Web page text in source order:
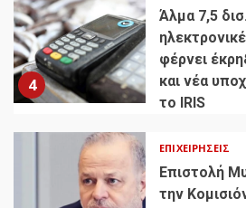
4
Άλμα 7,5
φέρνει
και νέα
το IRIS
ΕΠΙΧΕΙΡΉΣΕΙΣ
Επιστολή
την